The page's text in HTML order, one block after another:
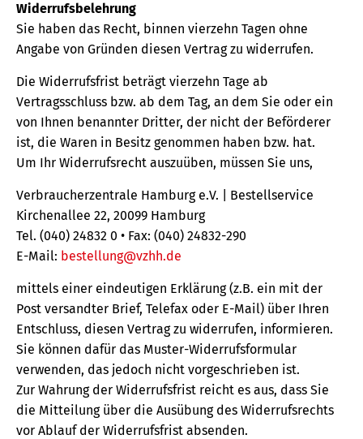
Widerrufsbelehrung
Sie haben das Recht, binnen vierzehn Tagen ohne
Angabe von Gründen diesen Vertrag zu widerrufen.
Die Widerrufsfrist beträgt vierzehn Tage ab
Vertragsschluss bzw. ab dem Tag, an dem Sie oder ein
von Ihnen benannter Dritter, der nicht der Beförderer
ist, die Waren in Besitz genommen haben bzw. hat.
Um Ihr Widerrufsrecht auszuüben, müssen Sie uns,
Verbraucherzentrale Hamburg e.V. | Bestellservice
Kirchenallee 22, 20099 Hamburg
Tel. (040) 24832 0 • Fax: (040) 24832-290
E-Mail: bestellung@vzhh.de
mittels einer eindeutigen Erklärung (z.B. ein mit der
Post versandter Brief, Telefax oder E-Mail) über Ihren
Entschluss, diesen Vertrag zu widerrufen, informieren.
Sie können dafür das Muster-Widerrufsformular
verwenden, das jedoch nicht vorgeschrieben ist.
Zur Wahrung der Widerrufsfrist reicht es aus, dass Sie
die Mitteilung über die Ausübung des Widerrufsrechts
vor Ablauf der Widerrufsfrist absenden.